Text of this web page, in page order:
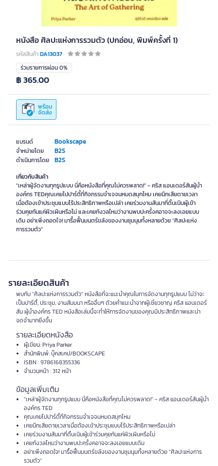
หนังสือ ศิลปะแห่งการรวมตัว (ปกอ่อน, พิมพ์ครั้งที่ 1)
รหัสสินค้าDA13037
แบรนด์ Bookscape
จำหน่ายโดย B2S
ดำเนินการโดย B2S
ร่วมรายการผ่อน 0%
พร้อม
จัดส่ง
฿ 365.00
เกี่ยวกับสินค้า
"เหล่าผู้จัดงานทุกรูปแบบ นี่คือหนังสือที่คุณไม่ควรพลาด!" - คริส แอนเดอร์สันผู้นำ
องค์กร TEDคุณเคยไปปาร์ตี้ที่กิจกรรมจำเจจนหมดสมุกไหม เคยนึกเสียดายเวลา
เมื่อต้องเข้าประชุมแบบไร้ประสิทธิภาพหรือเปล่า เคยร่วมงานสันมาที่ดิ้นเนิบผู้เข้า
ร่วมคุยกันแค่ผิวเผินหรือไม่ และเคยกังวลไหมว่างานพบปะครั้งคอาจจะลงเอยแบบ
เดิม อย่าเพิ่งถอดใจ! มารื้อฟื้นมนตร์ขลังของงานชุมนุมทั้งหลายด้วย "ศิลปะแห่ง
การรวมตัว"
รายละเอียดสินค้า
พบกับ "ศิลปะแห่งการรวมตัว" หนังสือที่จะแนะนำคุณในการจัดงานทุกรูปแบบ ไม่ว่าจะ
เป็นปาร์ตี้, ประชุม, งานสัมมนา หรืออื่นๆ ด้วยคำแนะนำจากผู้เชี่ยวชาญ คริส แอนเดอร์
สัน ผู้นำองค์กร TED หนังสือเล่มนี้จะทำให้การจัดงานของคุณมีประสิทธิภาพและน่า
จดจำมากยิ่งขึ้น
รายละเอียดหนังสือ
ผู้เขียน: Priya Parker
สำนักพิมพ์: บุ๊คสเคป/BOOKSCAPE
ISBN : 9786168355336
จำนวนหน้า : 312 หน้า
ข้อมูลเพิ่มเติม
"เหล่าผู้จัดงานทุกรูปแบบ นี่คือหนังสือที่คุณไม่ควรพลาด!" - คริส แอนเดอร์สันผู้นำ
องค์กร TED
คุณเคยไปปาร์ตี้ที่กิจกรรมจำเจจนหมดสมุกไหม
เคยนึกเสียดายเวลาเมื่อต้องเข้าประชุมแบบไร้ประสิทธิภาพหรือเปล่า
เคยร่วมงานสันมาที่ดิ้นเนิบผู้เข้าร่วมคุยกันแค่ผิวเผินหรือไม่
เคยกังวลไหมว่างานพบปะครั้งคอาจจะลงเอยแบบเดิม
อย่าเพิ่งถอดใจ! มารื้อฟื้นมนตร์ขลังของงานชุมนุมทั้งหลายด้วย "ศิลปะแห่งการ
รวมตัว"